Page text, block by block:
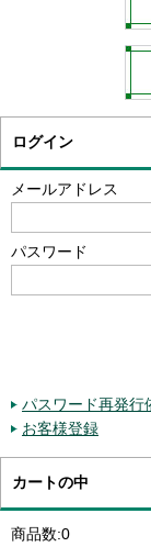
ログイン
メールアドレス
パスワード
パスワード再発行
お客様登録
カートの中
商品数:0